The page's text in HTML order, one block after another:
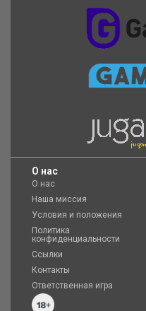
O нас
О нас
Наша миссия
Условия и положения
Политика
конфиденциальности
Ссылки
Контакты
Ответственная игра